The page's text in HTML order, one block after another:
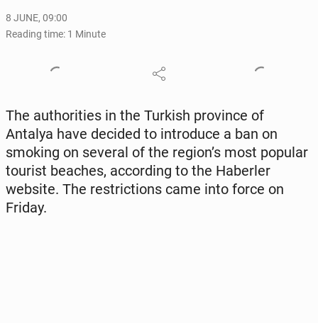
8 JUNE, 09:00
Reading time: 1 Minute
The au­thor­i­ties in the Turkish province of
Antalya have decided to in­tro­duce a ban on
smoking on several of the region’s most popular
tourist beaches, ac­cord­ing to the Haber­ler
website. The re­stric­tions came into force on
Friday.